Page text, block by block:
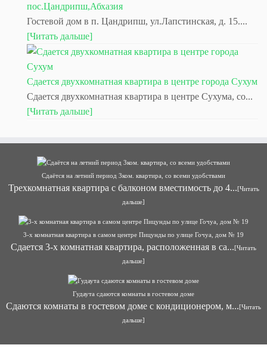
пос.Цандрипш,Абхазия
Гостевой дом в п. Цандрипш, ул.Лапстинская, д. 15....
[Читать дальше]
Сдается двухкомнатная квартира в центре города Сухум
Сдается двухкомнатная квартира в центре Сухума, со...
[Читать дальше]
Сдаётся на летний период 3ком. квартира, со всеми удобствами
Трехкомнатная квартира с балконом вместимость до 4...[Читать
дальше]
3-х комнатная квартира в самом центре Пицунды по улице Гочуа, дом № 19
Сдается 3-х комнатная квартира, расположенная в са...[Читать
дальше]
Гудаута сдаются комнаты в гостевом доме
Сдаются комнаты в гостевом доме с кондиционером, м...[Читать
дальше]